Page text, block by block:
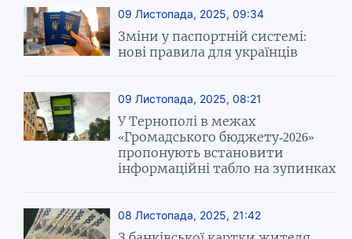
09 Листопада, 2025, 09:34
Зміни у паспортній системі:
нові правила для українців
09 Листопада, 2025, 08:21
У Тернополі в межах
«Громадського бюджету-2026»
пропонують встановити
інформаційні табло на зупинках
08 Листопада, 2025, 21:42